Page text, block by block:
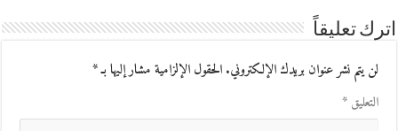
اترك تعليقاً
لن يتم نشر عنوان بريدك الإلكتروني.الحقول الإلزامية مشار إليها بـ*
التعليق*